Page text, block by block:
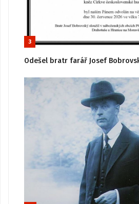
3
Odešel bratr farář Josef